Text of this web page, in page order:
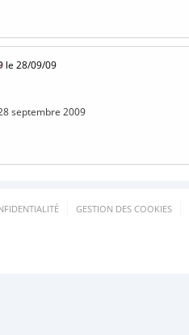
le 28/09/09
septembre 2009
GESTION DES COOKIES